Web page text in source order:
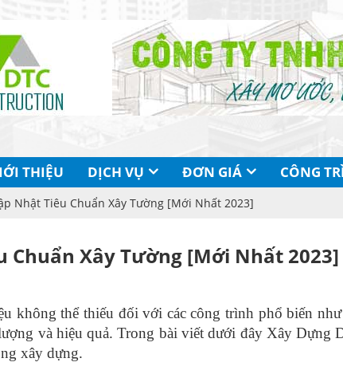
THIỆU DỊCH VỤ ĐƠN GIÁ CÔNG
Nhật Tiêu Chuẩn Xây Tường [Mới Nhất 2023]
Chuẩn Xây Tường [Mới Nhất 2023]
không thể thiếu đối với các công trình phổ biến
và hiệu quả. Trong bài viết dưới đây Xây Dựng
xây dựng.